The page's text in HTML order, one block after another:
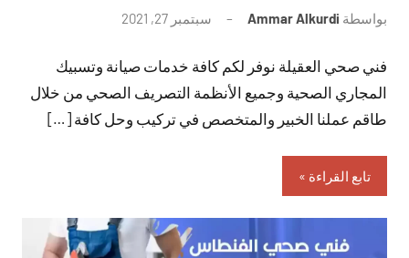
بواسطة Ammar Alkurdi سبتمبر 27, 2021
تعليقات
فني صحي العقيلة نوفر لكم كافة خدمات صيانة وتسبيك
المجاري الصحية وجميع الأنظمة التصريف الصحي من خلال
طاقم عملنا الخبير والمتخصص في تركيب وحل كافة […]
تابع القراءة